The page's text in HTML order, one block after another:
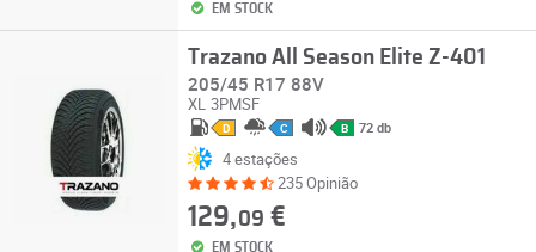
EM STOCK
Trazano All Season Elite Z-401
205/45 R17 88V
XL 3PMSF
D C B 72 db
4 estações
235 Opinião
129,09 €
EM STOCK